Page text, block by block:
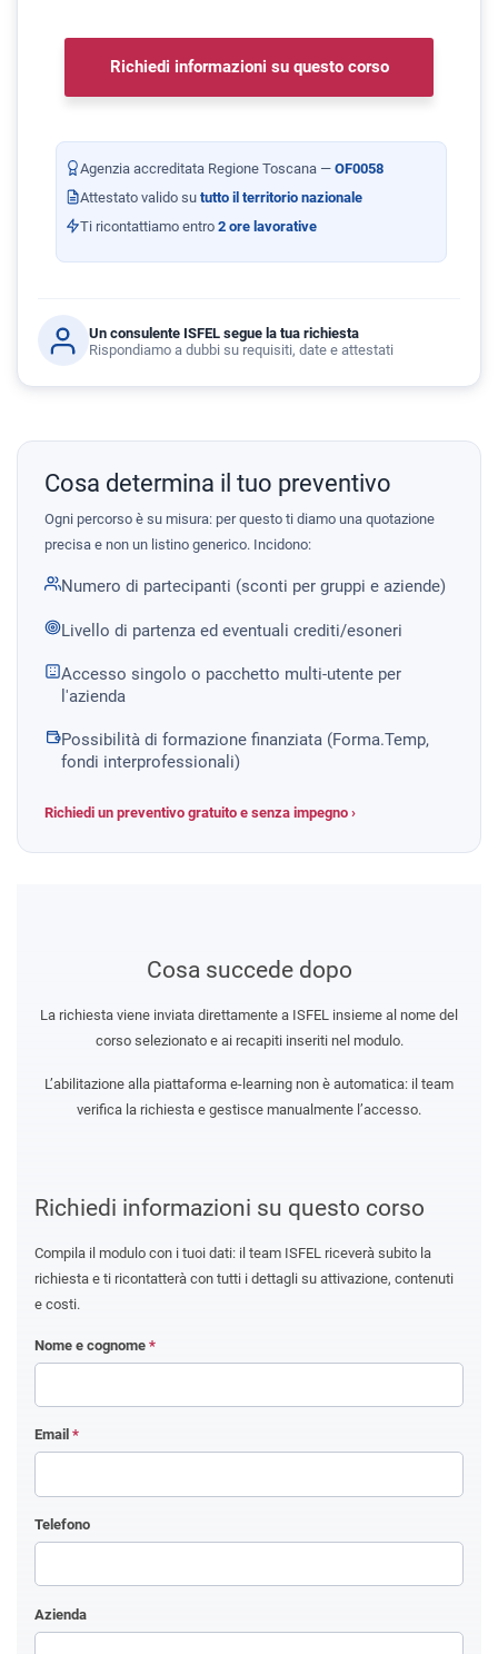
Richiedi informazioni su questo corso
Agenzia accreditata Regione Toscana — OF0058
Attestato valido su tutto il territorio nazionale
Ti ricontattiamo entro 2 ore lavorative
Un consulente ISFEL segue la tua richiesta
Rispondiamo a dubbi su requisiti, date e attestati
Cosa determina il tuo preventivo
Ogni percorso è su misura: per questo ti diamo una quotazione
precisa e non un listino generico. Incidono:
Numero di partecipanti (sconti per gruppi e aziende)
Livello di partenza ed eventuali crediti/esoneri
Accesso singolo o pacchetto multi-utente per
l'azienda
Possibilità di formazione finanziata (Forma.Temp,
fondi interprofessionali)
Richiedi un preventivo gratuito e senza impegno ›
Richiedi informazioni su questo corso
Compila il modulo con i tuoi dati: il team ISFEL riceverà subito la
richiesta e ti ricontatterà con tutti i dettagli su attivazione, contenuti
e costi.
Nome e cognome *
Email *
Telefono
Azienda
Cosa succede dopo
La richiesta viene inviata direttamente a ISFEL insieme al nome del
corso selezionato e ai recapiti inseriti nel modulo.
L’abilitazione alla piattaforma e-learning non è automatica: il team
verifica la richiesta e gestisce manualmente l’accesso.